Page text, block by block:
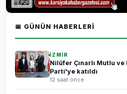
📅 GÜNÜN HABERLERI
İZMİR
Nilüfer Çınarlı Mutlu
Parti'ye katıldı
12 saat önce